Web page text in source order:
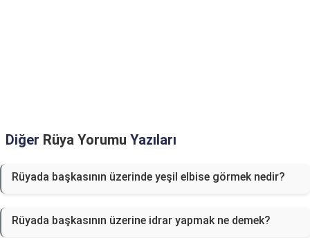
Diğer Rüya Yorumu Yazıları
Rüyada başkasının üzerinde yeşil elbise görmek nedir?
Rüyada başkasının üzerine idrar yapmak ne demek?